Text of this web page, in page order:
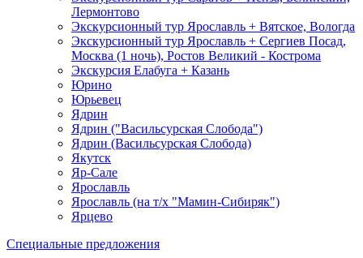
Лермонтово
Экскурсионный тур Ярославль + Вятское, Вологда
Экскурсионный тур Ярославль + Сергиев Посад,
Москва (1 ночь), Ростов Великий - Кострома
Экскурсия Елабуга + Казань
Юрино
Юрьевец
Ядрин
Ядрин ("Васильсурская Слобода")
Ядрин (Васильсурская Слобода)
Якутск
Яр-Сале
Ярославль
Ярославль (на т/х "Мамин-Сибиряк")
Ярцево
Специальные предложения